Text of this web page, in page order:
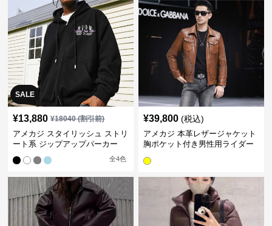
SALE
¥13,880 ¥18040(割引前)
アメカジ スタイリッシュ ストリ
ート系 ジップアップパーカー
全4色
¥39,800 (税込)
アメカジ 本革レザージャケット
胸ポケット付き男性用ライダー